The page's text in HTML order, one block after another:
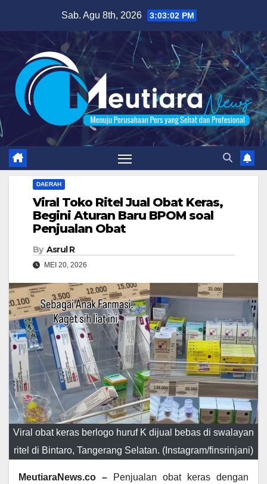
content
Sab. Agu 8th, 2026 3:03:03 PM
DAERAH
Viral Toko Ritel Jual Obat Keras,
Begini Aturan Baru BPOM soal
Penjualan Obat‎
By Asrul R
MEI 20, 2026
Viral obat keras berlogo huruf K dijual bebas di swalayan
ritel di Bintaro, Tangerang Selatan. (Instagram/finsrinjani)
MeutiaraNews.co – Penjualan obat keras dengan